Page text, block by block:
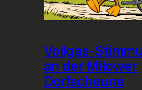
Vollgas-
an der Milower
Dorfscheune